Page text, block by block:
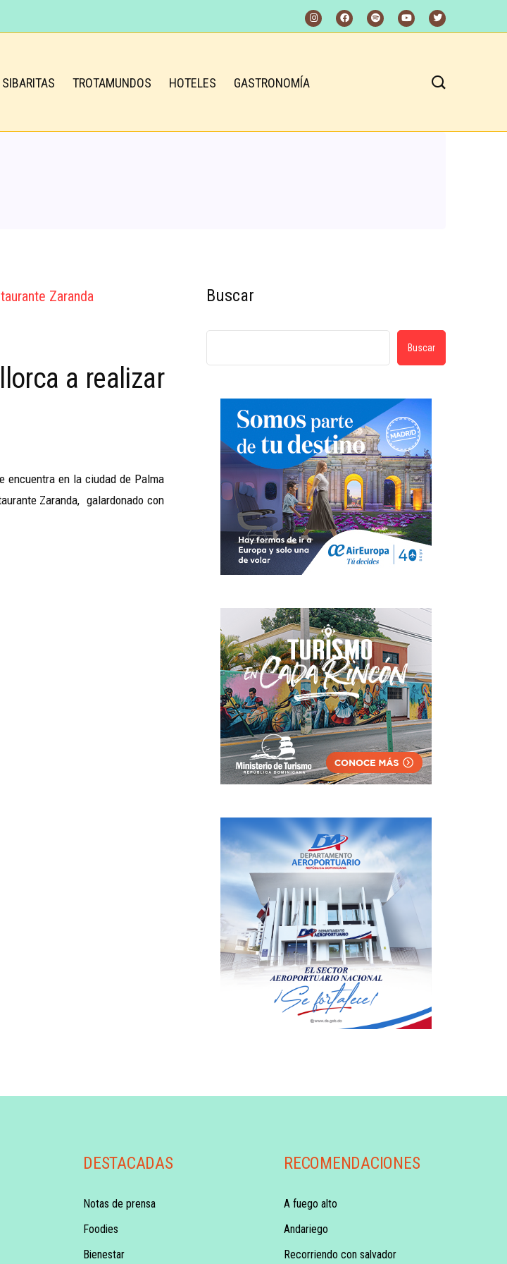
TROTAMUNDOS HOTELES GASTRONOMÍA
a realizar
encuentra en la ciudad de Palma
Zaranda, galardonado con
Buscar
Buscar
DESTACADAS
Notas de prensa
Foodies
Bienestar
RECOMENDACIONES
A fuego alto
Andariego
Recorriendo con salvador